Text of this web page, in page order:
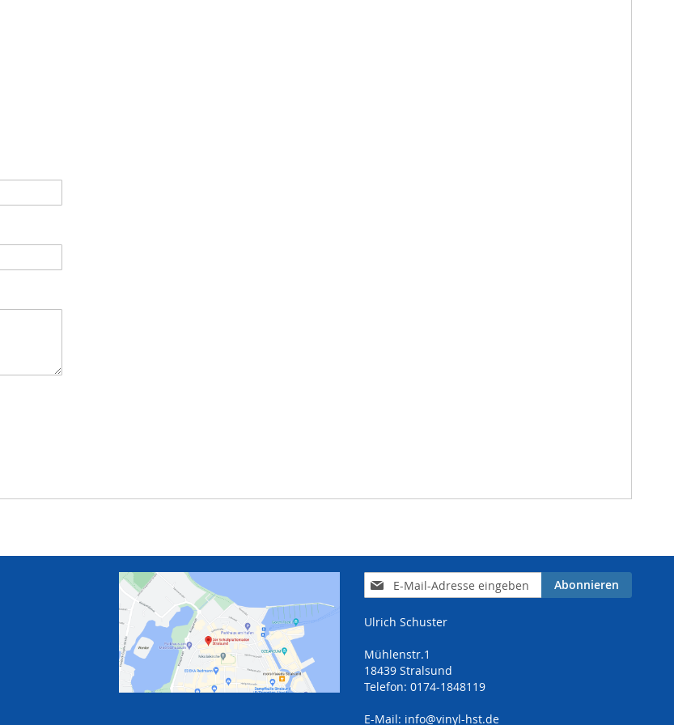
Anmeldung
zum
Abonnieren
Ulrich Schuster
Mühlenstr.1
18439 Stralsund
Telefon: 0174-1848119
E-Mail: info@vinyl-hst.de